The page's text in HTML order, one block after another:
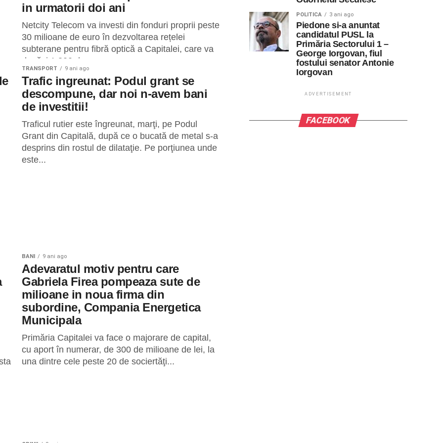
in urmatorii doi ani
Netcity Telecom va investi din fonduri proprii peste
30 milioane de euro în dezvoltarea rețelei
subterane pentru fibră optică a Capitalei, care va
depăși 1.800 de...
TRANSPORT 9 ani ago
Trafic ingreunat: Podul grant se
descompune, dar noi n-avem bani
de investitii!
Traficul rutier este îngreunat, marţi, pe Podul
Grant din Capitală, după ce o bucată de metal s-a
desprins din rostul de dilataţie. Pe porţiunea unde
este...
BANI 9 ani ago
Adevaratul motiv pentru care
Gabriela Firea pompeaza sute de
milioane in noua firma din
subordine, Compania Energetica
Municipala
Primăria Capitalei va face o majorare de capital,
cu aport în numerar, de 300 de milioane de lei, la
una dintre cele peste 20 de sociertăţi...
POLITICA 3 ani ago
Piedone si-a anuntat
candidatul PUSL la
Primăria Sectorului 1 –
George Iorgovan, fiul
fostului senator Antonie
Iorgovan
ADVERTISEMENT
FACEBOOK